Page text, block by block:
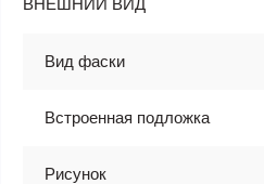
ВНЕШНИЙ ВИД
Вид фаски
Встроенная подложка
Рисунок